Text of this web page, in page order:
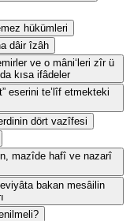
hükümleri
dâir îzâh
ve o mâni‘leri zîr ü
kısa ifâdeler
eserini te’lîf etmekteki
dört vazîfesi
mazîde hafî ve nazarî
bakan mesâilin